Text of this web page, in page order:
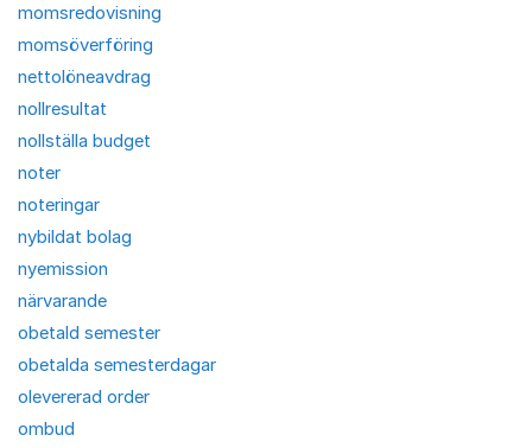
momsredovisning
momsöverföring
nettolöneavdrag
nollresultat
nollställa budget
noter
noteringar
nybildat bolag
nyemission
närvarande
obetald semester
obetalda semesterdagar
olevererad order
ombud